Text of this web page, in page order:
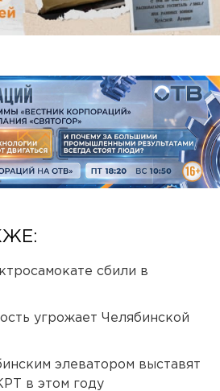
сбили в
угрожает Челябинской
элеватором выставят
в этом году